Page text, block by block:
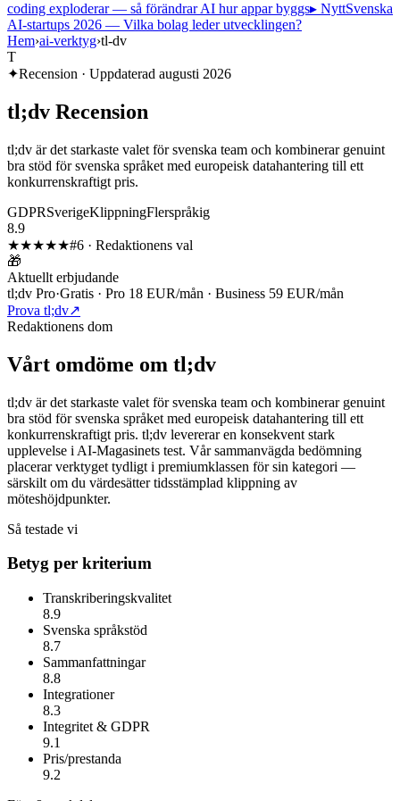
coding exploderar — så förändrar AI hur appar byggs▸ NyttSvenska
AI-startups 2026 — Vilka bolag leder utvecklingen?
Hem›ai-verktyg›tl-dv
T
✦Recension · Uppdaterad augusti 2026
tl;dv Recension
tl;dv är det starkaste valet för svenska team och kombinerar genuint
bra stöd för svenska språket med europeisk datahantering till ett
konkurrenskraftigt pris.
GDPRSverigeKlippningFlerspråkig
8.9
★★★★★#6 · Redaktionens val
🎁
Aktuellt erbjudande
tl;dv Pro·Gratis · Pro 18 EUR/mån · Business 59 EUR/mån
Prova tl;dv↗
Redaktionens dom
Vårt omdöme om tl;dv
tl;dv är det starkaste valet för svenska team och kombinerar genuint
bra stöd för svenska språket med europeisk datahantering till ett
konkurrenskraftigt pris. tl;dv levererar en konsekvent stark
upplevelse i AI-Magasinets test. Vår sammanvägda bedömning
placerar verktyget tydligt i premiumklassen för sin kategori —
särskilt om du värdesättertidsstämplad klippning av
möteshöjdpunkter.
Så testade vi
Betyg per kriterium
Transkriberingskvalitet
8.9
Svenska språkstöd
8.7
Sammanfattningar
8.8
Integrationer
8.3
Integritet & GDPR
9.1
Pris/prestanda
9.2